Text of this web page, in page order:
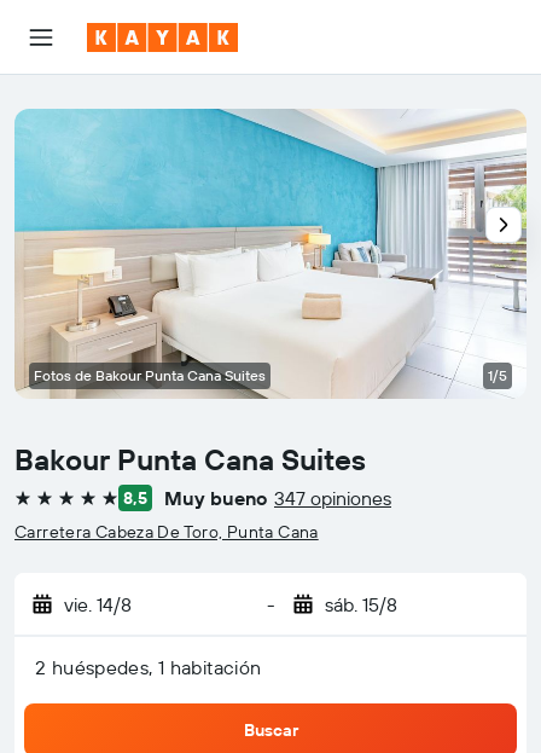
Bakour Punta Cana Suites
5 estrellas 8,5 Muy bueno 347 opiniones
Carretera Cabeza De Toro, Punta Cana
vie. 14/8 - sáb. 15/8
2 huéspedes, 1 habitación
Buscar
Fotos de Bakour Punta Cana Suites 1/5